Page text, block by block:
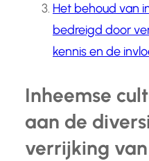
Het behoud van
bedreigd door
kennis en de
Inheemse
aan de
verrijking